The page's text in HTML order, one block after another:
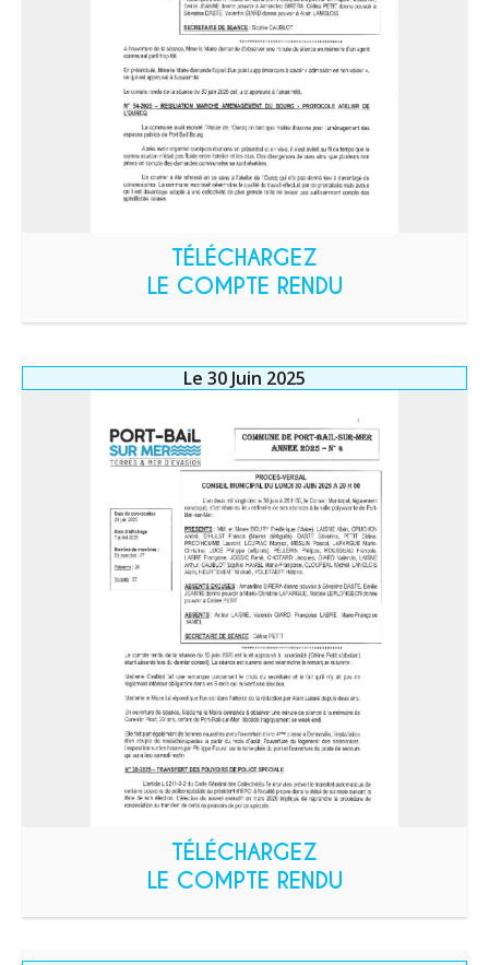
TÉLÉCHARGEZ
LE COMPTE RENDU
Le 30 Juin 2025
TÉLÉCHARGEZ
LE COMPTE RENDU